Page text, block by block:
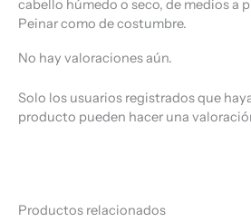
cabello húmedo o seco, de medios a
Peinar como de costumbre.
No hay valoraciones aún.
Solo los usuarios registrados que
producto pueden hacer una
Productos relacionados